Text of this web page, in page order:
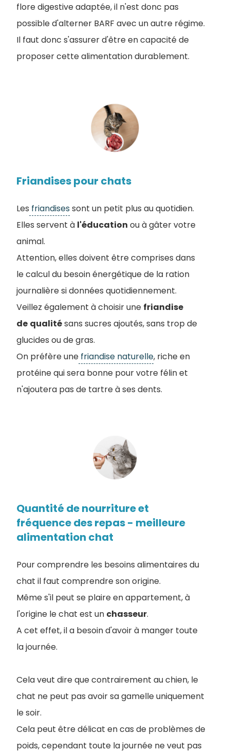
flore digestive adaptée, il n'est donc pas
possible d'alterner BARF avec un autre régime.
Il faut donc s'assurer d'être en capacité de
proposer cette alimentation durablement.
Friandises pour chats
Les friandisessont un petit plus au quotidien.
Elles servent à l'éducation ou à gâter votre
animal.
Attention, elles doivent être comprises dans
le calcul du besoin énergétique de la ration
journalière si données quotidiennement.
Veillez également à choisir une friandise
de qualitésans sucres ajoutés, sans trop de
glucides ou de gras.
On préfère une friandise naturelle, riche en
protéine qui sera bonne pour votre félin et
n'ajoutera pas de tartre à ses dents.
Quantité de nourriture et
fréquence des repas - meilleure
alimentation chat
Pour comprendre les besoins alimentaires du
chat il faut comprendre son origine.
Même s'il peut se plaire en appartement, à
l'origine le chat est un chasseur.
A cet effet, il a besoin d'avoir à manger toute
la journée.
Cela veut dire que contrairement au chien, le
chat ne peut pas avoir sa gamelle uniquement
le soir.
Cela peut être délicat en cas de problèmes de
poids, cependant toute la journée ne veut pas